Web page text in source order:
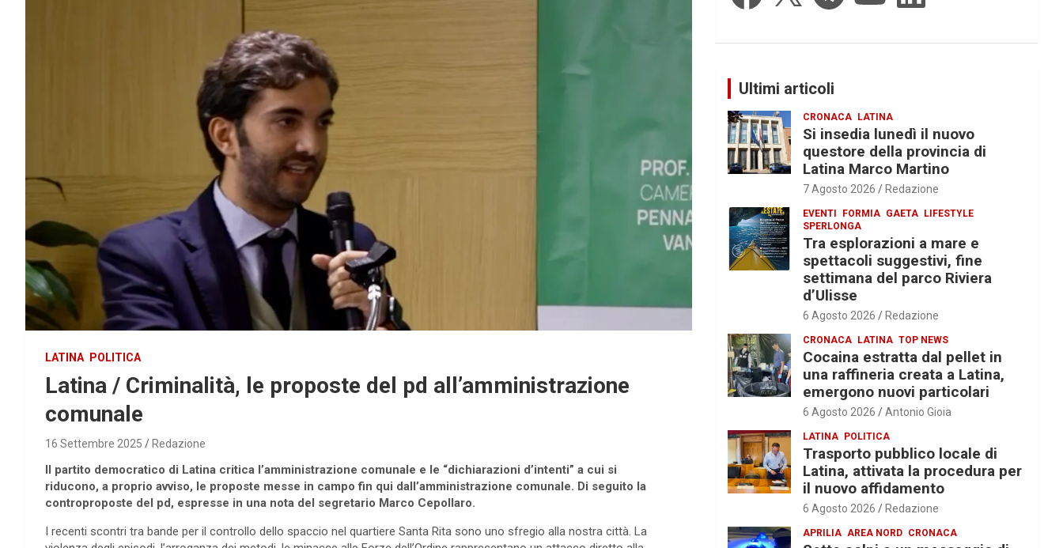
LATINA POLITICA
Latina / Criminalità, le proposte del pd all’amministrazione
comunale
16 Settembre 2025 Redazione
Il partito democratico di Latina critica l’amministrazione comunale e le “dichiarazioni d’intenti” a cui si
riducono, a proprio avviso, le proposte messe in campo fin qui dall’amministrazione comunale. Di seguito la
controproposte del pd, espresse in una nota del segretario Marco Cepollaro.
I recenti scontri tra bande per il controllo dello spaccio nel quartiere Santa Rita sono uno sfregio alla nostra città. La
Ultimi articoli
CRONACA LATINA
Si insedia lunedì il nuovo
questore della provincia di
Latina Marco Martino
7 Agosto 2026 Redazione
EVENTI FORMIA GAETA LIFESTYLE
SPERLONGA
Tra esplorazioni a mare e
spettacoli suggestivi, fine
settimana del parco Riviera
d’Ulisse
6 Agosto 2026 Redazione
CRONACA LATINA TOP NEWS
Cocaina estratta dal pellet in
una raffineria creata a Latina,
emergono nuovi particolari
6 Agosto 2026 Antonio Gioia
LATINA POLITICA
Trasporto pubblico locale di
Latina, attivata la procedura per
il nuovo affidamento
6 Agosto 2026 Redazione
APRILIA AREA NORD CRONACA